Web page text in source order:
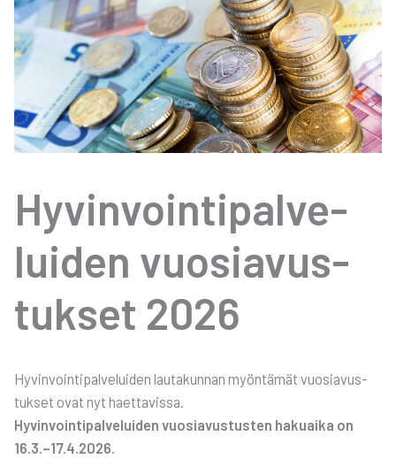
Hyvin­voin­ti­pal­ve­
lui­den vuo­sia­vus­
tuk­set 2026
Hyvin­voin­ti­pal­ve­lui­den lau­ta­kun­nan myön­tä­mät vuo­sia­vus­
tuk­set ovat nyt haet­ta­vis­sa.
Hyvin­voin­ti­pal­ve­lui­den vuo­sia­vus­tus­ten hakuai­ka on
16.3.–17.4.2026.